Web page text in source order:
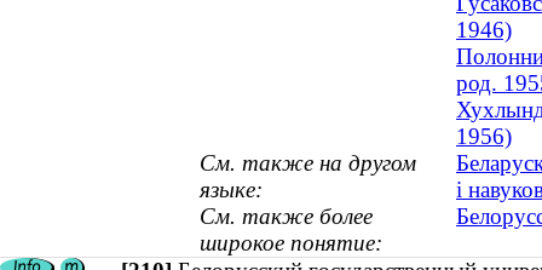
1946)
род.
1956)
См. также на другом
языке:
і
См. также более
широкое понятие: